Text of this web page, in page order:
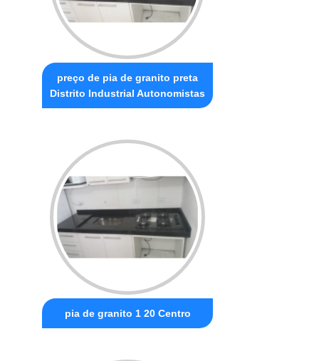
preço de pia de granito preta
Distrito Industrial Autonomistas
pia de granito 1 20 Centro